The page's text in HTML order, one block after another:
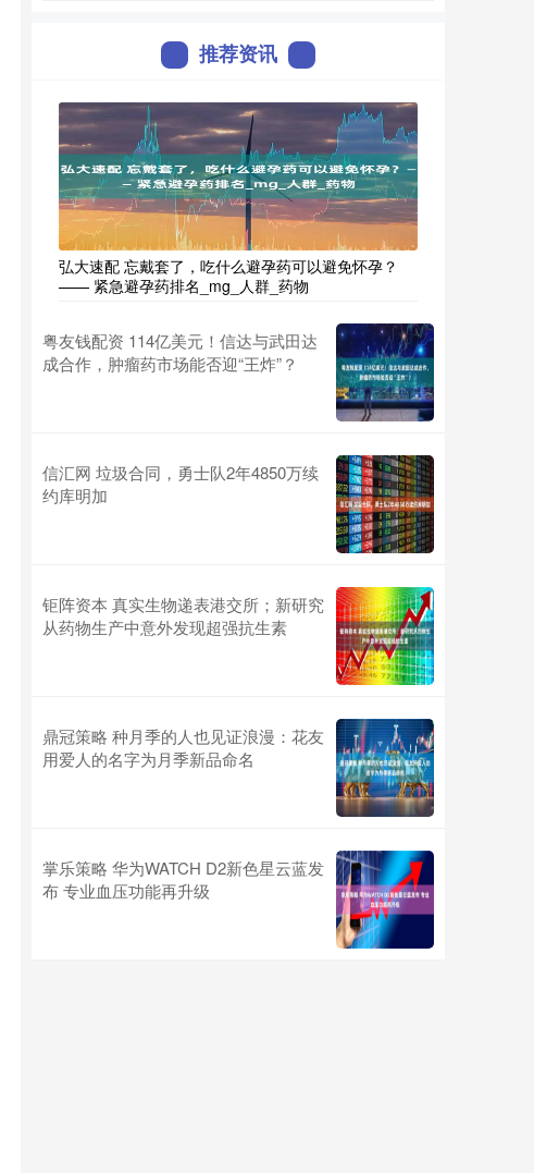
推荐资讯
弘大速配 忘戴套了，吃什么避孕药可以避免怀孕？
—— 紧急避孕药排名_mg_人群_药物
粤友钱配资 114亿美元！信达与武田达
成合作，肿瘤药市场能否迎“王炸”？
信汇网 垃圾合同，勇士队2年4850万续
约库明加
钜阵资本 真实生物递表港交所；新研究
从药物生产中意外发现超强抗生素
鼎冠策略 种月季的人也见证浪漫：花友
用爱人的名字为月季新品命名
掌乐策略 华为WATCH D2新色星云蓝发
布 专业血压功能再升级